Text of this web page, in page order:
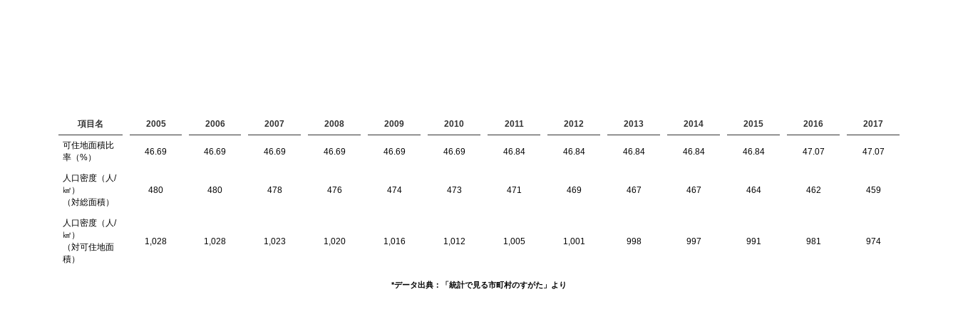
項目名 2005 2006 2007 2008 2009 2010 2011 2012 2013 2014 2015 2016 2017
可住地面積比
率（%）
46.69 46.69 46.69 46.69 46.69 46.69 46.84 46.84 46.84 46.84 46.84 47.07 47.07
人口密度（人/
㎢）
（対総面積）
480 480 478 476 474 473 471 469 467 467 464 462 459
人口密度（人/
㎢）
（対可住地面
積）
1,028 1,028 1,023 1,020 1,016 1,012 1,005 1,001 998 997 991 981 974
*データ出典：「統計で見る市町村のすがた」より